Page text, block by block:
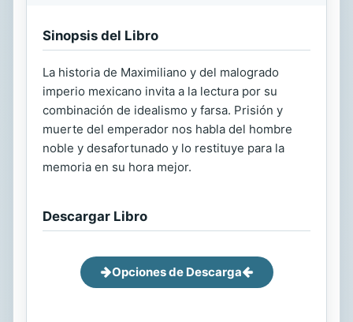
Sinopsis del Libro
La historia de Maximiliano y del malogrado
imperio mexicano invita a la lectura por su
combinación de idealismo y farsa. Prisión y
muerte del emperador nos habla del hombre
noble y desafortunado y lo restituye para la
memoria en su hora mejor.
Descargar Libro
Opciones de Descarga